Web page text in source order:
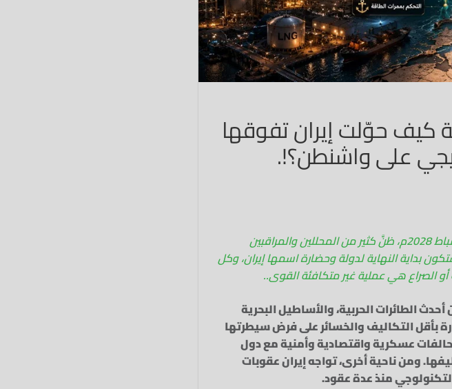
كيف حوّلت إيران تفوقها
على واشنطن؟!.
عندما انفجرت الحرب العدوانية الأخيرة على إيران في نهاية شباط 2028م، ظنَّ كثير من المحللين والمراقبين
بداية النهاية لدولة وحضارة اسمها إيران، وكل
الصراع هي عملية غير متكافئة القوى..
الطائرات الحربية، والأساطيل البحرية
بأقل التكاليف والخسائر على فرض سيطرتها
عسكرية واقتصادية وأمنية مع دول
ومن ناحية أخرى، تواجه إيران عقوبات
منذ عدة عقود.